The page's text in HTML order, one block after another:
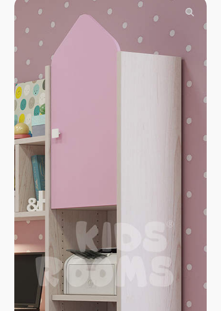
Ολοκληρωμένα Δωμάτια
Παιδικά Κρεβάτια
Παιδικές Κουκέτες
ΜΑΣΙΦ ΞΥΛΟ
Παιδικές Κουκέτες
Παιδικοί Καναπέδες
Παιδικές Βιβλιοθήκες
Παιδικές Ντουλάπες
Παιδικά Γραφεία